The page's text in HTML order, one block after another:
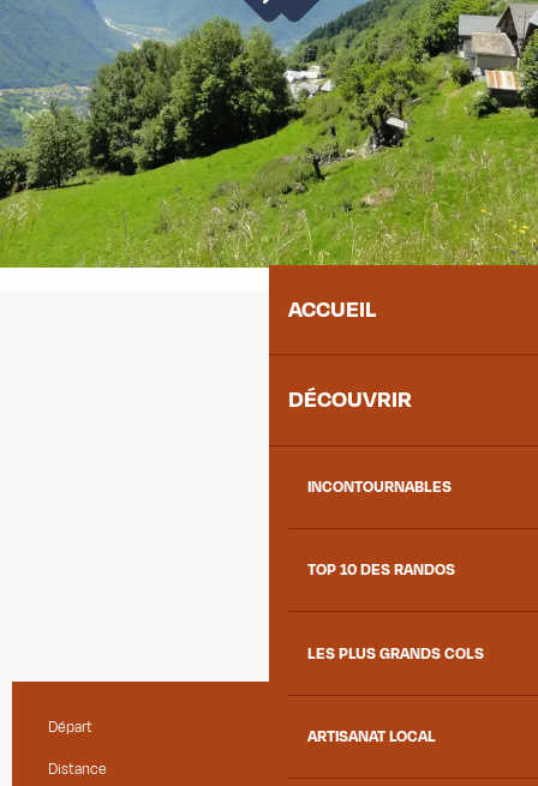
ACCUEIL
DÉCOUVRIR
INCONTOURNABLES
TOP 10 DES RANDOS
LES PLUS GRANDS COLS
ARTISANAT LOCAL
Informations pratiques
Départ La Chambre
Distance 28.8 km